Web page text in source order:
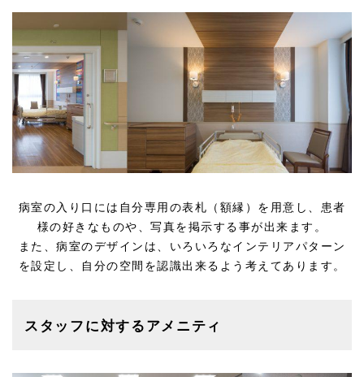
病室の入り口には自分専用の表札（額縁）を用意し、患者
様の好きなものや、写真を掲示する事が出来ます。
また、病室のデザインは、いろいろなインテリアパターン
を設定し、自分の空間を認識出来るよう考えてあります。
スタッフに対するアメニティ